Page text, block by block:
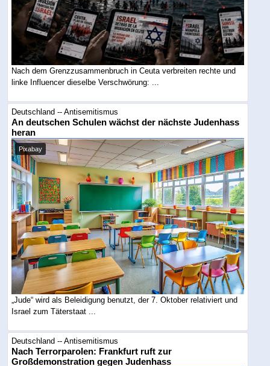
Nach dem Grenzzusammenbruch in Ceuta verbreiten rechte und
linke Influencer dieselbe Verschwörung: ...
Deutschland -- Antisemitismus
An deutschen Schulen wächst der nächste Judenhass
heran
Pixabay
„Jude“ wird als Beleidigung benutzt, der 7. Oktober relativiert und
Israel zum Täterstaat ...
Deutschland -- Antisemitismus
Nach Terrorparolen: Frankfurt ruft zur
Großdemonstration gegen Judenhass